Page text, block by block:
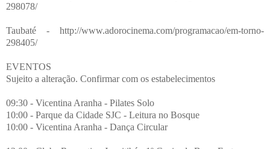
298078/
Taubaté - http://www.adorocinema.com/programacao/em-torno-
298405/
EVENTOS
Sujeito a alteração. Confirmar com os estabelecimentos
09:30 - Vicentina Aranha - Pilates Solo
10:00 - Parque da Cidade SJC - Leitura no Bosque
10:00 - Vicentina Aranha - Dança Circular